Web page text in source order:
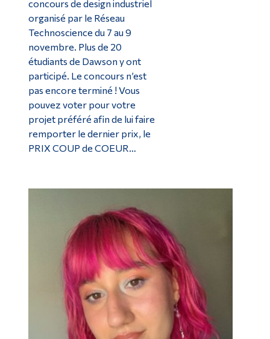
concours de design industriel
organisé par le Réseau
Technoscience du 7 au 9
novembre. Plus de 20
étudiants de Dawson y ont
participé. Le concours n’est
pas encore terminé ! Vous
pouvez voter pour votre
projet préféré afin de lui faire
remporter le dernier prix, le
PRIX COUP de COEUR…